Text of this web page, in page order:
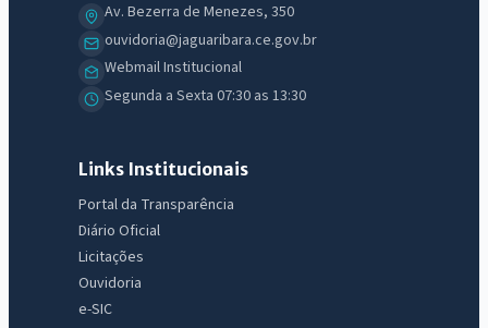
Av. Bezerra de Menezes, 350
ouvidoria@jaguaribara.ce.gov.br
Webmail Institucional
Segunda a Sexta 07:30 as 13:30
Links Institucionais
Portal da Transparência
Diário Oficial
Licitações
Ouvidoria
e-SIC